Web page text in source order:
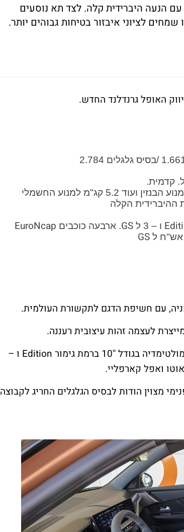
הנעה היברידית קלה. לצד תא נוסעים
האופל גרנדלנד החדש.
הקלה
ו – 3 ל GS. ארבעה כוכבים EuroNcap
GS
עם חשיפת הדגם לתקשורת העולמית.
לעצמה זהות עיצובית רעננה.
Edition ו –
ואפל קארפליי.
מצוין הודות לבסיס הגלגלים החריג לקבוצה